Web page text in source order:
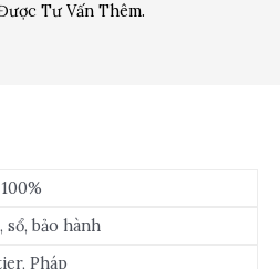
Tư Vấn Thêm.
sổ, bảo hành
Pháp